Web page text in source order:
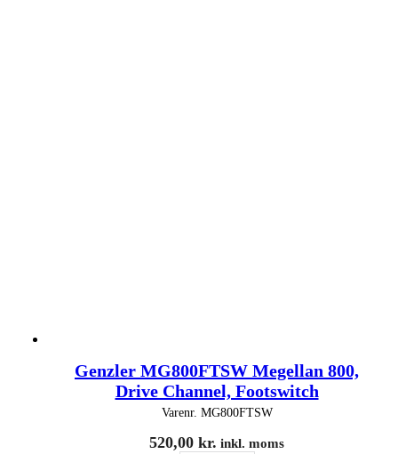
Genzler MG800FTSW Megellan 800,
Drive Channel, Footswitch
Varenr. MG800FTSW
520,00 kr. inkl. moms